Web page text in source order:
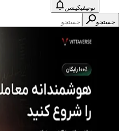
نوتیفیکیشن
جستجو